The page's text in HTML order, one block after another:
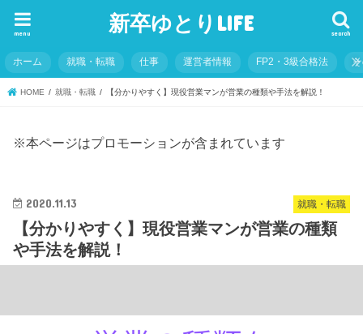
新卒ゆとりLIFE search
menu
ホーム 就職・転職 仕事 運営者情報 FP2・3級合格法
HOME 就職・転職 【分かりやすく】現役営業マンが営業の種類や手法を解説！
※本ページはプロモーションが含まれています
就職・転職
2020.11.13
【分かりやすく】現役営業マンが営業の種類
や手法を解説！